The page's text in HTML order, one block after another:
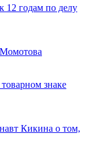
12 годам по делу
Момотова
знаке
Кикина о том,